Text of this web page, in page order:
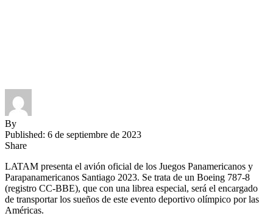
By
Published: 6 de septiembre de 2023
Share
LATAM presenta el avión oficial de los Juegos Panamericanos y
Parapanamericanos Santiago 2023. Se trata de un Boeing 787-8
(registro CC-BBE), que con una librea especial, será el encargado
de transportar los sueños de este evento deportivo olímpico por las
Américas.